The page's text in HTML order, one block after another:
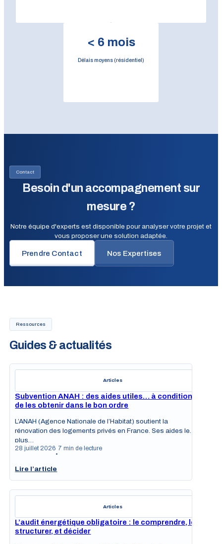
< 6 mois
Délais moyens (résidentiel)
Contact
Besoin d'un accompagnement sur
mesure ?
Notre équipe d'experts est disponible pour analyser votre projet et
vous proposer une solution adaptée.
Prendre Contact Nos Expertises
Ressources
Guides & actualités
Articles
Subvention ANAH : des aides utiles… à condition
de les obtenir dans le bon ordre
L’ANAH (Agence Nationale de l’Habitat) soutient la
rénovation des logements privés en France. Ses aides les
plus…
28 juillet 2026
•
7 min de lecture
Lire l’article
Articles
L’audit énergétique obligatoire : le comprendre, le
structurer, et décider